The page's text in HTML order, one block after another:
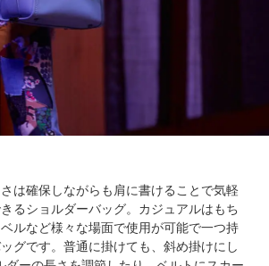
は確保しながらも肩に書けることで気軽
るショルダーバッグ。カジュアルはもち
ルなど様々な場面で使用が可能で一つ持
グです。普通に掛けても、斜め掛けにし